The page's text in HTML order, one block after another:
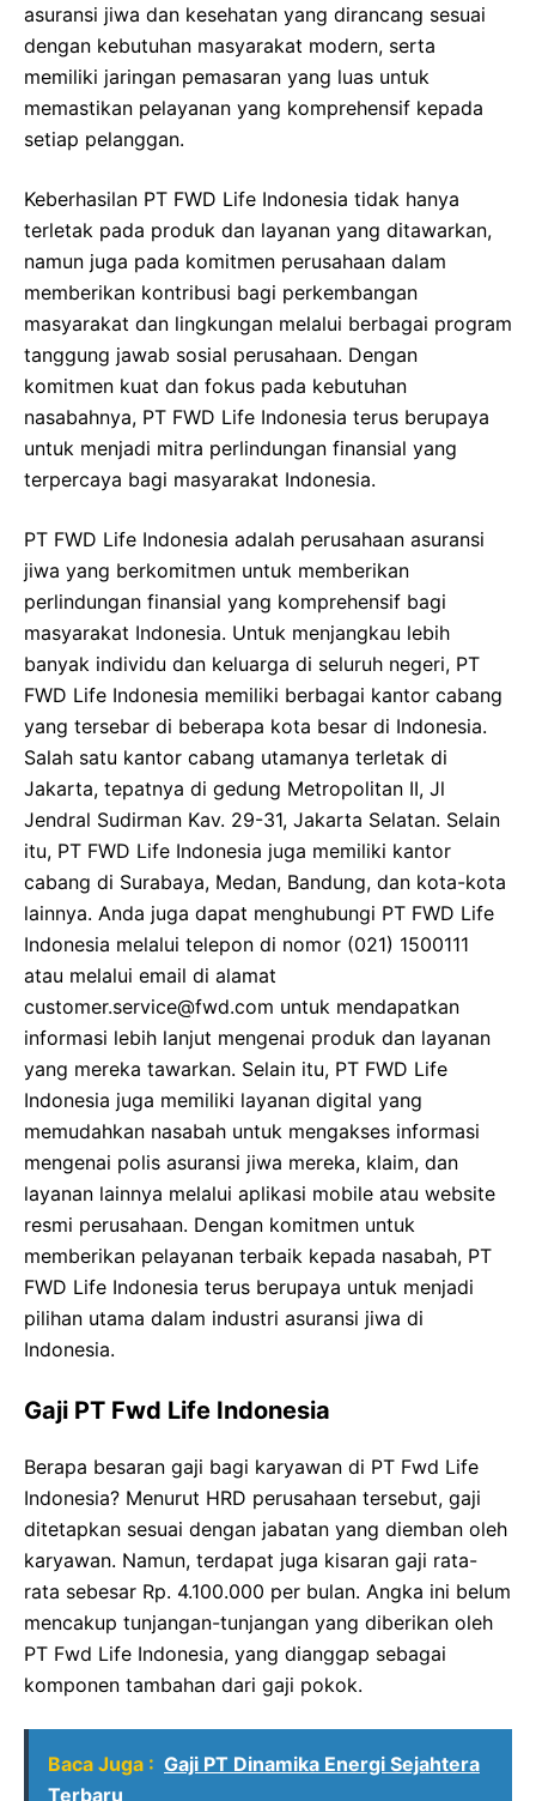
asuransi jiwa dan kesehatan yang dirancang sesuai
dengan kebutuhan masyarakat modern, serta
memiliki jaringan pemasaran yang luas untuk
memastikan pelayanan yang komprehensif kepada
setiap pelanggan.
Keberhasilan PT FWD Life Indonesia tidak hanya
terletak pada produk dan layanan yang ditawarkan,
namun juga pada komitmen perusahaan dalam
memberikan kontribusi bagi perkembangan
masyarakat dan lingkungan melalui berbagai program
tanggung jawab sosial perusahaan. Dengan
komitmen kuat dan fokus pada kebutuhan
nasabahnya, PT FWD Life Indonesia terus berupaya
untuk menjadi mitra perlindungan finansial yang
terpercaya bagi masyarakat Indonesia.
PT FWD Life Indonesia adalah perusahaan asuransi
jiwa yang berkomitmen untuk memberikan
perlindungan finansial yang komprehensif bagi
masyarakat Indonesia. Untuk menjangkau lebih
banyak individu dan keluarga di seluruh negeri, PT
FWD Life Indonesia memiliki berbagai kantor cabang
yang tersebar di beberapa kota besar di Indonesia.
Salah satu kantor cabang utamanya terletak di
Jakarta, tepatnya di gedung Metropolitan II, Jl
Jendral Sudirman Kav. 29-31, Jakarta Selatan. Selain
itu, PT FWD Life Indonesia juga memiliki kantor
cabang di Surabaya, Medan, Bandung, dan kota-kota
lainnya. Anda juga dapat menghubungi PT FWD Life
Indonesia melalui telepon di nomor (021) 1500111
atau melalui email di alamat
customer.service@fwd.com untuk mendapatkan
informasi lebih lanjut mengenai produk dan layanan
yang mereka tawarkan. Selain itu, PT FWD Life
Indonesia juga memiliki layanan digital yang
memudahkan nasabah untuk mengakses informasi
mengenai polis asuransi jiwa mereka, klaim, dan
layanan lainnya melalui aplikasi mobile atau website
resmi perusahaan. Dengan komitmen untuk
memberikan pelayanan terbaik kepada nasabah, PT
FWD Life Indonesia terus berupaya untuk menjadi
pilihan utama dalam industri asuransi jiwa di
Indonesia.
Gaji PT Fwd Life Indonesia
Berapa besaran gaji bagi karyawan di PT Fwd Life
Indonesia? Menurut HRD perusahaan tersebut, gaji
ditetapkan sesuai dengan jabatan yang diemban oleh
karyawan. Namun, terdapat juga kisaran gaji rata-
rata sebesar Rp. 4.100.000 per bulan. Angka ini belum
mencakup tunjangan-tunjangan yang diberikan oleh
PT Fwd Life Indonesia, yang dianggap sebagai
komponen tambahan dari gaji pokok.
Baca Juga : Gaji PT Dinamika Energi Sejahtera
Terbaru